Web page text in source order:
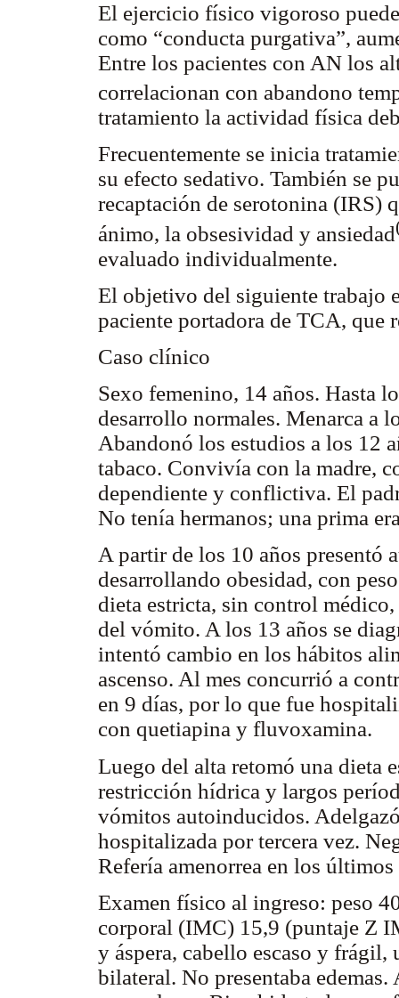
El ejercicio físico vigoroso
como “conducta purgativa”,
Entre los pacientes con AN los
correlacionan con abandono
tratamiento la actividad física
Frecuentemente se inicia
su efecto sedativo. También se
recaptación de serotonina (IRS)
ánimo, la obsesividad y ansiedad
evaluado individualmente.
El objetivo del siguiente trabajo
paciente portadora de TCA,
Caso clínico
Sexo femenino, 14 años. Hasta
desarrollo normales. Menarca a
Abandonó los estudios a los 12
tabaco. Convivía con la madre,
dependiente y conflictiva. El
No tenía hermanos; una prima
A partir de los 10 años presentó
desarrollando obesidad, con
dieta estricta, sin control
del vómito. A los 13 años se
intentó cambio en los hábitos
ascenso. Al mes concurrió a
en 9 días, por lo que fue
con quetiapina y fluvoxamina.
Luego del alta retomó una dieta
restricción hídrica y largos
vómitos autoinducidos.
hospitalizada por tercera vez.
Refería amenorrea en los
Examen físico al ingreso: peso
corporal (IMC) 15,9 (puntaje Z
y áspera, cabello escaso y
bilateral. No presentaba